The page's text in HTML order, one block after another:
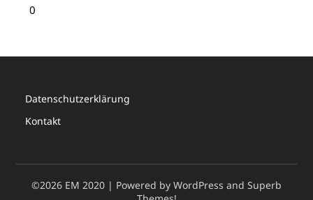
0
Datenschutzerklärung
Kontakt
©2026 EM 2020 | Powered by WordPress and Superb